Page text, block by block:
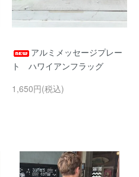
アルミメッセージプレー
ト ハワイアンフラッグ
1,650円(税込)